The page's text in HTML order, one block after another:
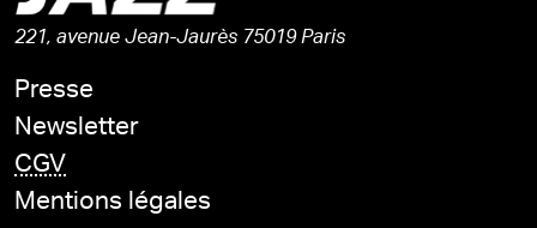
221, avenue Jean-Jaurès 75019 Paris
Presse
Newsletter
CGV
Mentions légales